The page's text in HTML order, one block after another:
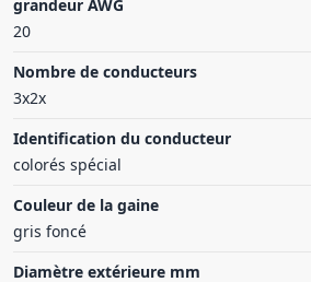
grandeur AWG
20
Nombre de conducteurs
3x2x
Identification du conducteur
colorés spécial
Couleur de la gaine
gris foncé
Diamètre extérieure mm